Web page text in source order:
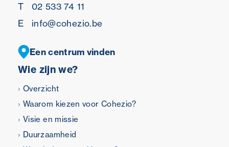
Wie zijn we?
Overzicht
Waarom kiezen voor Cohezio?
Visie en missie
Duurzaamheid
T
02 533 74 11
E
info@cohezio.be
Een centrum vinden